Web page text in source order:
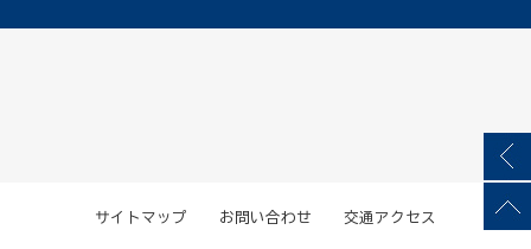
サイトマップ お問い合わせ 交通アクセス